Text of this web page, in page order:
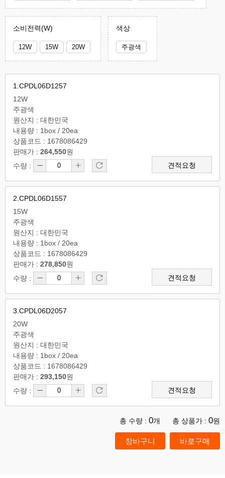
소비전력(W)
12W 15W 20W
색상
주광색
1.CPDL06D1257
12W
주광색
원산지 : 대한민국
내용량 : 1box / 20ea
상품코드 : 1678086429
판매가 : 264,550원
수량 :
견적요청
2.CPDL06D1557
15W
주광색
원산지 : 대한민국
내용량 : 1box / 20ea
상품코드 : 1678086429
판매가 : 278,850원
수량 :
견적요청
3.CPDL06D2057
20W
주광색
원산지 : 대한민국
내용량 : 1box / 20ea
상품코드 : 1678086429
판매가 : 293,150원
수량 :
견적요청
총 수량 : 0개 총 상품가 : 0원